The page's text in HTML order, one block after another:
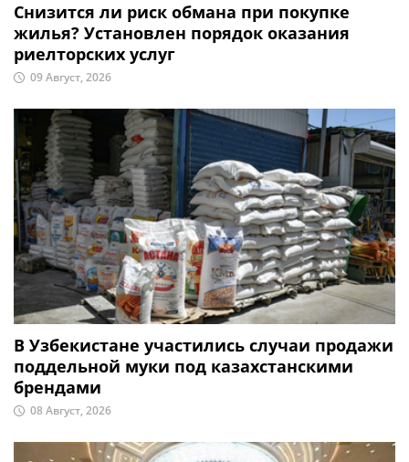
Снизится ли риск обмана при покупке
жилья? Установлен порядок оказания
риелторских услуг
09 Август, 2026
В Узбекистане участились случаи продажи
поддельной муки под казахстанскими
брендами
08 Август, 2026